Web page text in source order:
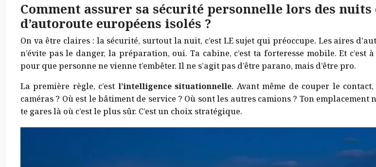
Comment assurer sa sécurité personnelle lors des
d’autoroute européens isolés ?
On va être claires : la sécurité, surtout la nuit, c’est LE sujet qui préoccupe. Les aires
n’évite pas le danger, la préparation, oui. Ta cabine, c’est ta forteresse mobile. Et
pour que personne ne vienne t’embêter. Il ne s’agit pas d’être parano, mais d’être pro.
La première règle, c’est l’intelligence situationnelle. Avant même de couper le
caméras ? Où est le bâtiment de service ? Où sont les autres camions ? Ton
te gares là où c’est le plus sûr. C’est un choix stratégique.